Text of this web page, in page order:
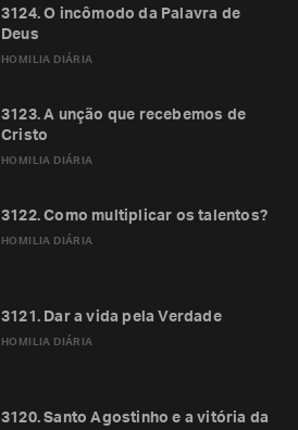
HOMILIA DIÁRIA
3124. O incômodo da Palavra de
Deus
HOMILIA DIÁRIA
3123. A unção que recebemos de
Cristo
HOMILIA DIÁRIA
3122. Como multiplicar os talentos?
HOMILIA DIÁRIA
3121. Dar a vida pela Verdade
3120. Santo Agostinho e a vitória da